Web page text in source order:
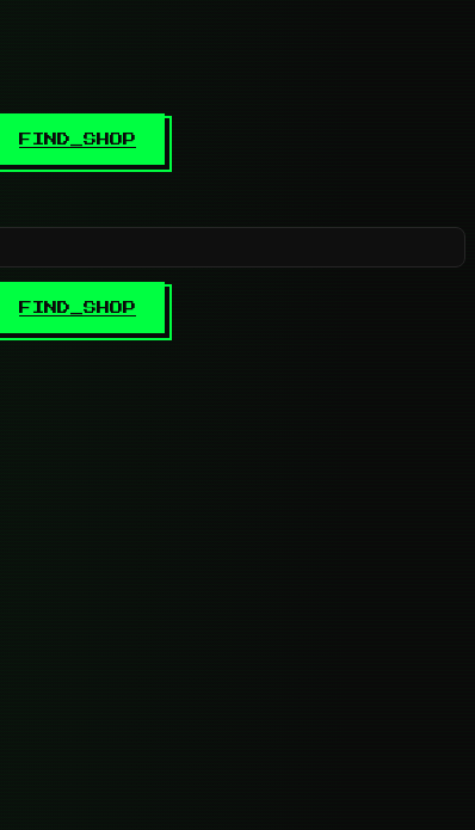
FIND_SHOP
FIND_SHOP